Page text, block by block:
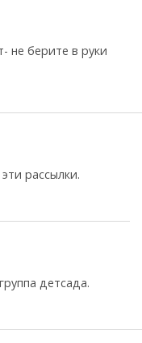
не берите в руки
рассылки.
детсада.